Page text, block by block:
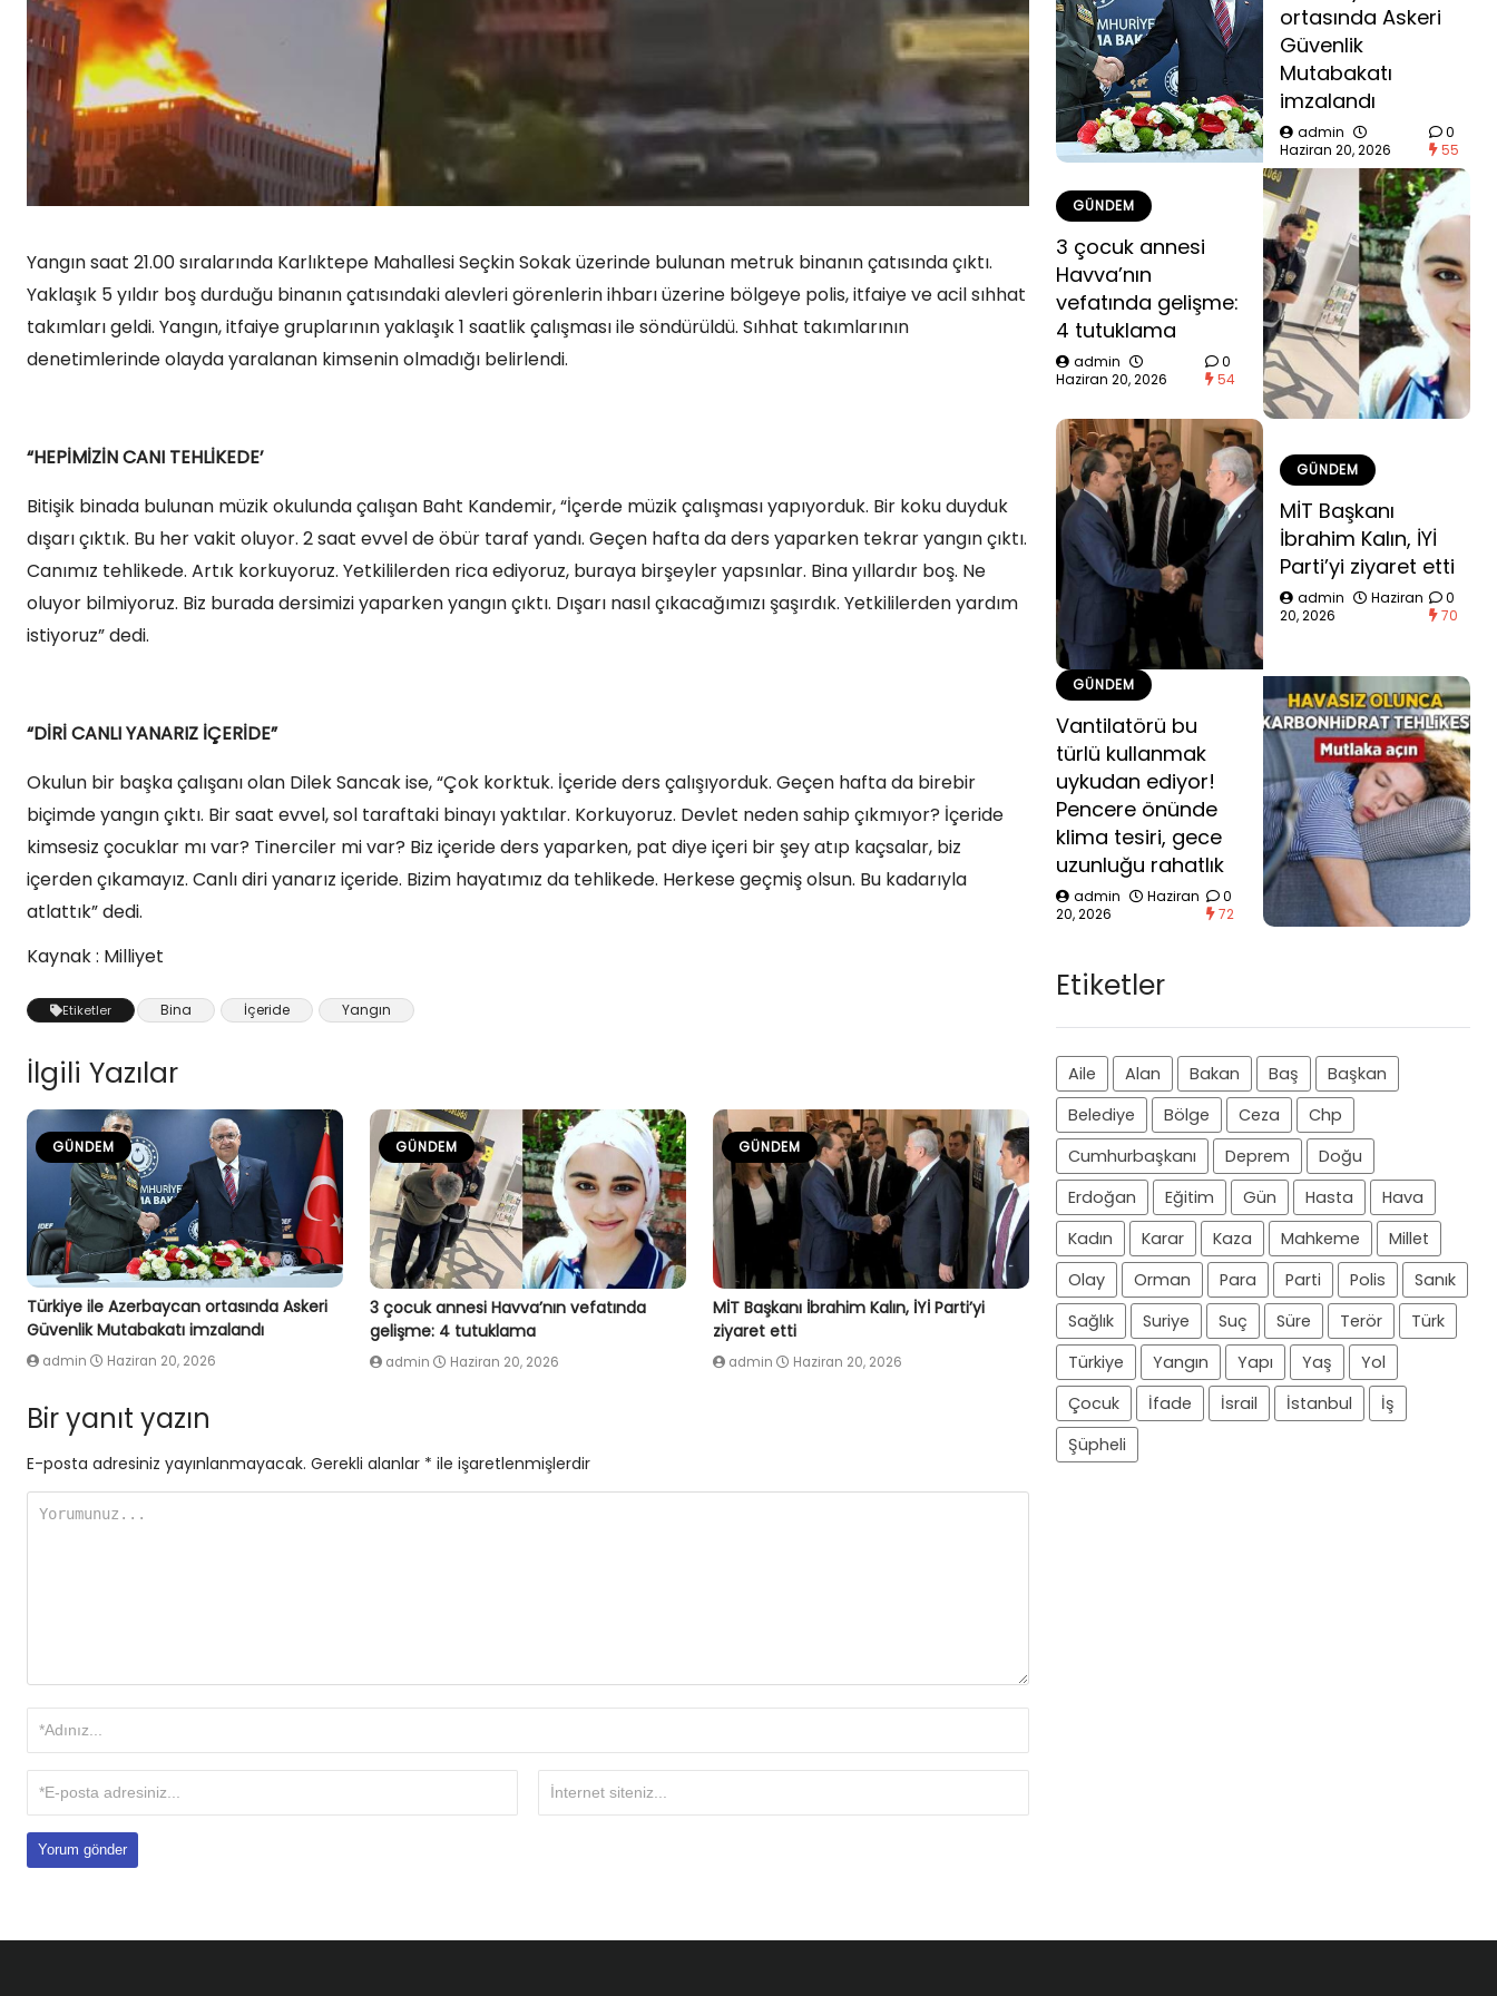
Yangın saat 21.00 sıralarında Karlıktepe Mahallesi Seçkin Sokak üzerinde bulunan metruk binanın çatısında çıktı.
Yaklaşık 5 yıldır boş durduğu binanın çatısındaki alevleri görenlerin ihbarı üzerine bölgeye polis, itfaiye ve acil sıhhat
takımları geldi. Yangın, itfaiye gruplarının yaklaşık 1 saatlik çalışması ile söndürüldü. Sıhhat takımlarının
denetimlerinde olayda yaralanan kimsenin olmadığı belirlendi.
“HEPİMİZİN CANI TEHLİKEDE’
Bitişik binada bulunan müzik okulunda çalışan Baht Kandemir, “İçerde müzik çalışması yapıyorduk. Bir koku duyduk
dışarı çıktık. Bu her vakit oluyor. 2 saat evvel de öbür taraf yandı. Geçen hafta da ders yaparken tekrar yangın çıktı.
Canımız tehlikede. Artık korkuyoruz. Yetkililerden rica ediyoruz, buraya birşeyler yapsınlar. Bina yıllardır boş. Ne
oluyor bilmiyoruz. Biz burada dersimizi yaparken yangın çıktı. Dışarı nasıl çıkacağımızı şaşırdık. Yetkililerden yardım
istiyoruz” dedi.
“DİRİ CANLI YANARIZ İÇERİDE”
Okulun bir başka çalışanı olan Dilek Sancak ise, “Çok korktuk. İçeride ders çalışıyorduk. Geçen hafta da birebir
biçimde yangın çıktı. Bir saat evvel, sol taraftaki binayı yaktılar. Korkuyoruz. Devlet neden sahip çıkmıyor? İçeride
kimsesiz çocuklar mı var? Tinerciler mi var? Biz içeride ders yaparken, pat diye içeri bir şey atıp kaçsalar, biz
içerden çıkamayız. Canlı diri yanarız içeride. Bizim hayatımız da tehlikede. Herkese geçmiş olsun. Bu kadarıyla
atlattık” dedi.
Kaynak : Milliyet
Etiketler Bina İçeride Yangın
İlgili Yazılar
GÜNDEM
Türkiye ile Azerbaycan ortasında Askeri
Güvenlik Mutabakatı imzalandı
admin Haziran 20, 2026
GÜNDEM
3 çocuk annesi Havva’nın vefatında
gelişme: 4 tutuklama
admin Haziran 20, 2026
GÜNDEM
MİT Başkanı İbrahim Kalın, İYİ Parti’yi
ziyaret etti
admin Haziran 20, 2026
Bir yanıt yazın
E-posta adresiniz yayınlanmayacak. Gerekli alanlar * ile işaretlenmişlerdir
ortasında Askeri
Güvenlik
Mutabakatı
imzalandı
admin
Haziran 20, 2026
0
55
GÜNDEM
3 çocuk annesi
Havva’nın
vefatında gelişme:
4 tutuklama
admin
Haziran 20, 2026
0
54
GÜNDEM
MİT Başkanı
İbrahim Kalın, İYİ
Parti’yi ziyaret etti
admin
Haziran
20, 2026
0
70
GÜNDEM
Vantilatörü bu
türlü kullanmak
uykudan ediyor!
Pencere önünde
klima tesiri, gece
uzunluğu rahatlık
admin
Haziran
20, 2026
0
72
Etiketler
Aile Alan Bakan Baş
Başkan
Belediye
Bölge Ceza
Chp
Cumhurbaşkanı
Deprem
Doğu
Erdoğan
Eğitim Gün Hasta
Hava
Kadın
Karar Kaza Mahkeme
Millet
Olay
Orman Para Parti Polis
Sanık
Sağlık
Suriye Suç Süre Terör
Türk
Türkiye
Yangın Yapı Yaş
Yol
Çocuk
İfade İsrail İstanbul
İş
Şüpheli